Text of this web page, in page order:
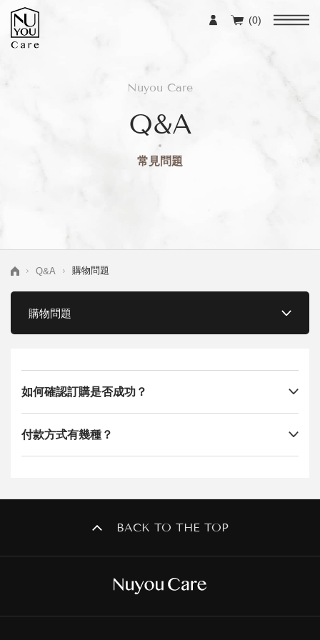
(0)
Nuyou Care
Q&A
常見問題
Q&A 購物問題
購物問題
如何確認訂購是否成功？
付款方式有幾種？
BACK TO THE TOP